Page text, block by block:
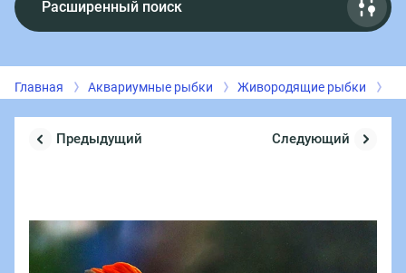
Расширенный поиск
Главная Аквариумные рыбки Живородящие рыбки
Предыдущий Следующий